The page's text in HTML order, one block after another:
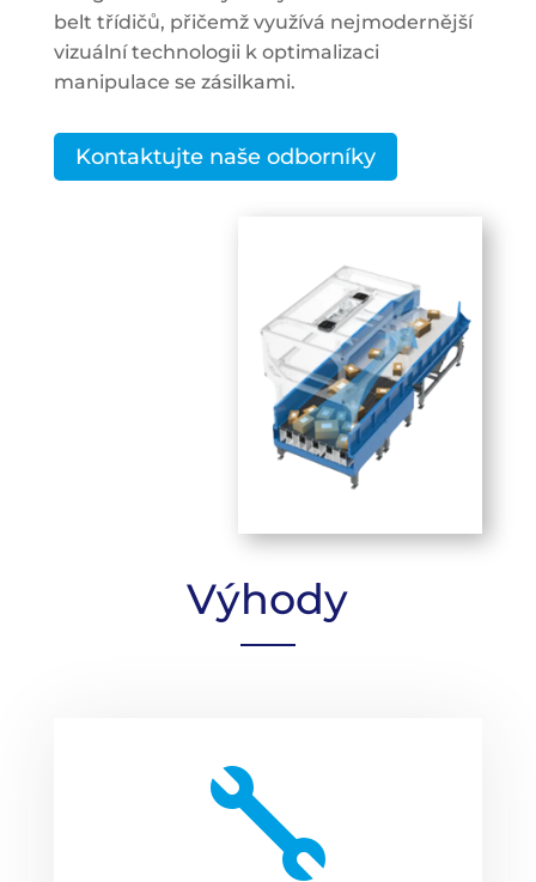
belt třídičů, přičemž využívá nejmodernější
vizuální technologii k optimalizaci
manipulace se zásilkami.
Kontaktujte naše odborníky
Výhody
